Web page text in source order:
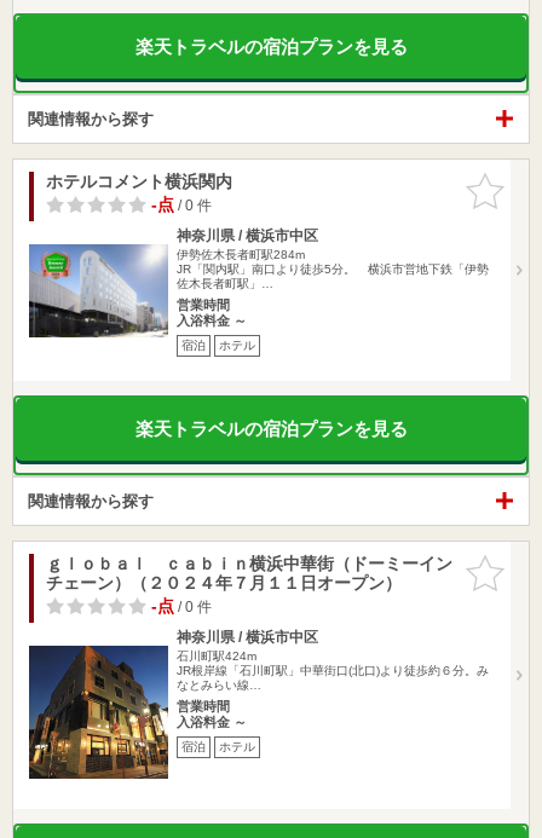
楽天トラベルの宿泊プランを見る
関連情報から探す
お気に入
りに追加
ホテルコメント横浜関内
-点/ 0 件
神奈川県 / 横浜市中区
伊勢佐木長者町駅284m
JR「関内駅」南口より徒歩5分。 横浜市営地下鉄「伊勢
佐木長者町駅」…
営業時間
入浴料金 ～
宿泊 ホテル
楽天トラベルの宿泊プランを見る
関連情報から探す
お気に入
りに追加
ｇｌｏｂａｌ ｃａｂｉｎ横浜中華街（ドーミーイン
チェーン）（２０２４年７月１１日オープン）
-点/ 0 件
神奈川県 / 横浜市中区
石川町駅424m
JR根岸線「石川町駅」中華街口(北口)より徒歩約６分。み
なとみらい線…
営業時間
入浴料金 ～
宿泊 ホテル